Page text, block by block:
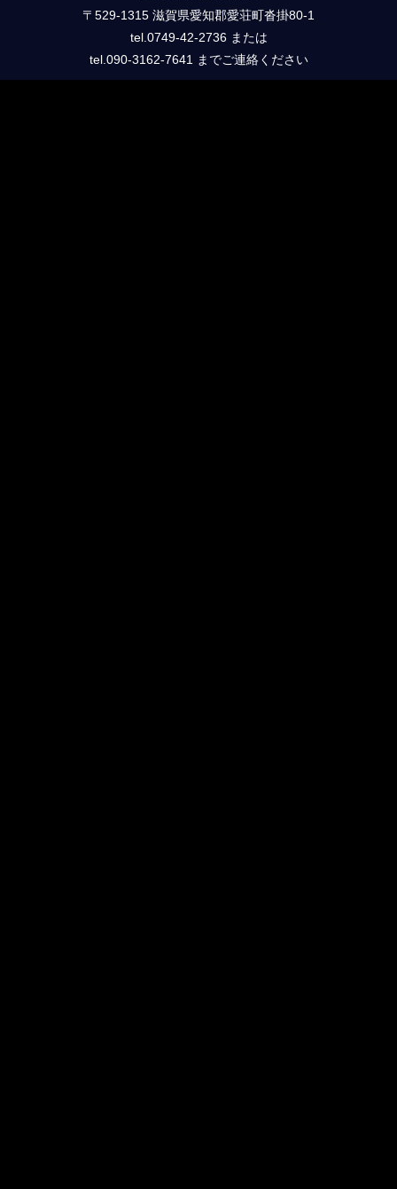
〒529-1315 滋賀県愛知郡愛荘町沓掛80-1
tel.0749-42-2736 または
tel.090-3162-7641 までご連絡ください